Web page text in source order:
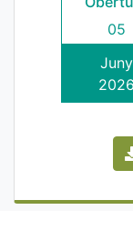
05
Juny
2026